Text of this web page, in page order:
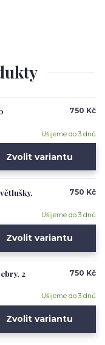
750 Kč
Ušijeme do 3 dnů
Zvolit variantu
750 Kč
Ušijeme do 3 dnů
Zvolit variantu
2
750 Kč
Ušijeme do 3 dnů
Zvolit variantu